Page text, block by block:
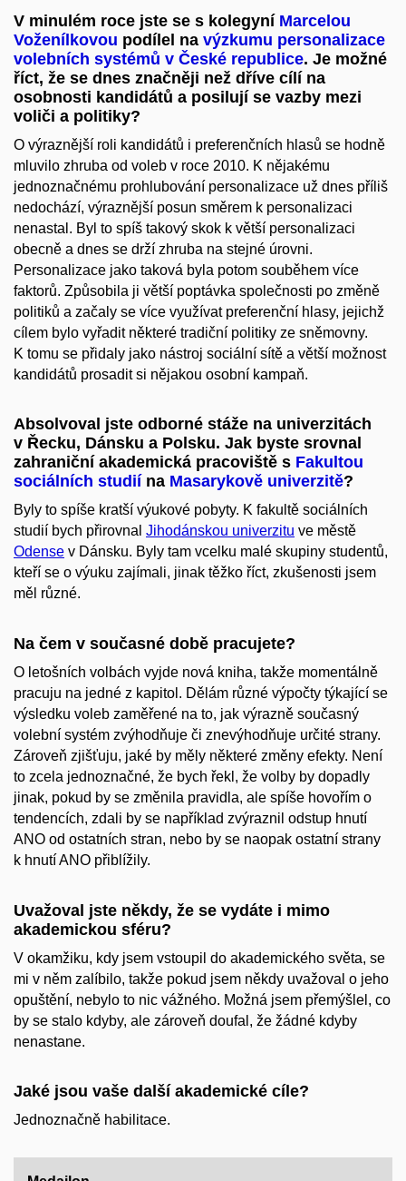
V minulém roce jste se s kolegyní Marcelou
Voženílkovou podílel na výzkumu personalizace
volebních systémů v České republice. Je možné
říct, že se dnes značněji než dříve cílí na
osobnosti kandidátů a posilují se vazby mezi
voliči a politiky?
O výraznější roli kandidátů i preferenčních hlasů se hodně
mluvilo zhruba od voleb v roce 2010. K nějakému
jednoznačnému prohlubování personalizace už dnes příliš
nedochází, výraznější posun směrem k personalizaci
nenastal. Byl to spíš takový skok k větší personalizaci
obecně a dnes se drží zhruba na stejné úrovni.
Personalizace jako taková byla potom souběhem více
faktorů. Způsobila ji větší poptávka společnosti po změně
politiků a začaly se více využívat preferenční hlasy, jejichž
cílem bylo vyřadit některé tradiční politiky ze sněmovny.
K tomu se přidaly jako nástroj sociální sítě a větší možnost
kandidátů prosadit si nějakou osobní kampaň.
Absolvoval jste odborné stáže na univerzitách
v Řecku, Dánsku a Polsku. Jak byste srovnal
zahraniční akademická pracoviště s Fakultou
sociálních studií na Masarykově univerzitě?
Byly to spíše kratší výukové pobyty. K fakultě sociálních
studií bych přirovnal Jihodánskou univerzitu ve městě
Odense v Dánsku. Byly tam vcelku malé skupiny studentů,
kteří se o výuku zajímali, jinak těžko říct, zkušenosti jsem
měl různé.
Na čem v současné době pracujete?
O letošních volbách vyjde nová kniha, takže momentálně
pracuju na jedné z kapitol. Dělám různé výpočty týkající se
výsledku voleb zaměřené na to, jak výrazně současný
volební systém zvýhodňuje či znevýhodňuje určité strany.
Zároveň zjišťuju, jaké by měly některé změny efekty. Není
to zcela jednoznačné, že bych řekl, že volby by dopadly
jinak, pokud by se změnila pravidla, ale spíše hovořím o
tendencích, zdali by se například zvýraznil odstup hnutí
ANO od ostatních stran, nebo by se naopak ostatní strany
k hnutí ANO přiblížily.
Uvažoval jste někdy, že se vydáte i mimo
akademickou sféru?
V okamžiku, kdy jsem vstoupil do akademického světa, se
mi v něm zalíbilo, takže pokud jsem někdy uvažoval o jeho
opuštění, nebylo to nic vážného. Možná jsem přemýšlel, co
by se stalo kdyby, ale zároveň doufal, že žádné kdyby
nenastane.
Jaké jsou vaše další akademické cíle?
Jednoznačně habilitace.